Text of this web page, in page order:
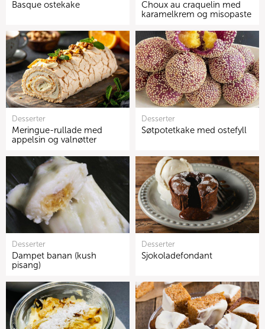
Basque ostekake
Choux au craquelin med
karamelkrem og misopaste
Desserter
Meringue-rullade med
appelsin og valnøtter
Desserter
Søtpotetkake med ostefyll
Desserter
Dampet banan (kush
pisang)
Desserter
Sjokoladefondant